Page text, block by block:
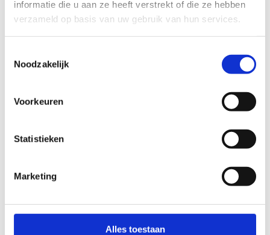
informatie die u aan ze heeft verstrekt of die ze hebben
verzameld op basis van uw gebruik van hun services.
Noodzakelijk
Voorkeuren
Statistieken
Marketing
Alles toestaan
onderhoudsbeurten (o.a. snoeiwerken,
maaien) uitgevoerd om de gebruikte paden
toegankelijk en rein te houden.
een grondige controle uitvoeren van de route.
van de omgeving (bv. dode bomen en takken,
geërodeerde paden, enz.) als de
Meldingen via het Routemeldpunt, de
peter/meter of andere vrijwilligers worden
opgevolgd.
peters/meters aan die elk minstens zes keer
per jaar de route controleren.